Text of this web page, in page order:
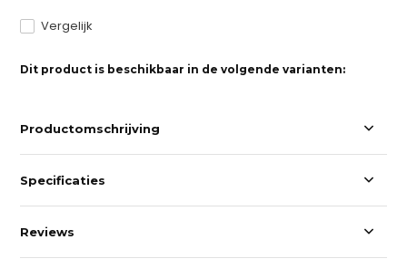
Vergelijk
Dit product is beschikbaar in de volgende varianten:
Productomschrijving
Specificaties
Reviews